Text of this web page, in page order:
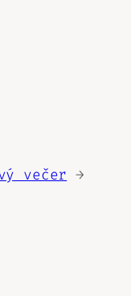
večer →